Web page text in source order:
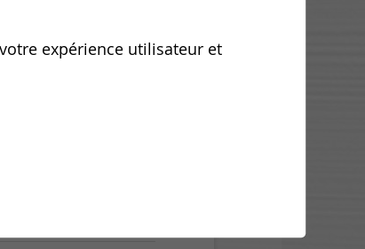
expérience utilisateur et